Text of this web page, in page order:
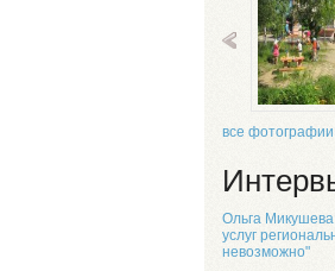
все фотографии
Ольга
услуг
невозможно"